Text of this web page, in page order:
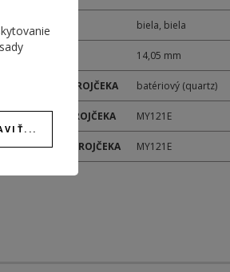
FARBA biela, biela
14,05 mm
POHON STROJČEKA batériový (quartz)
MODEL STROJČEKA MY121E
KALIBER STROJČEKA MY121E